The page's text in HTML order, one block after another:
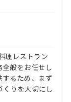
理レストラン
般をお任せし
するため、まず
くりを大切にし